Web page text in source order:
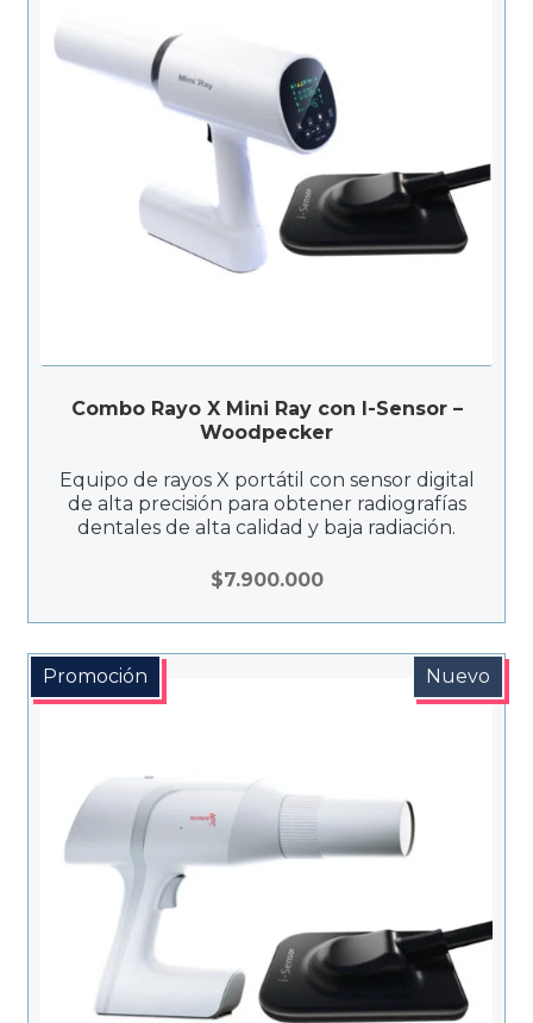
Combo Rayo X Mini Ray con I-Sensor –
Woodpecker
Equipo de rayos X portátil con sensor digital
de alta precisión para obtener radiografías
dentales de alta calidad y baja radiación.
$7.900.000
Nuevo
Promoción